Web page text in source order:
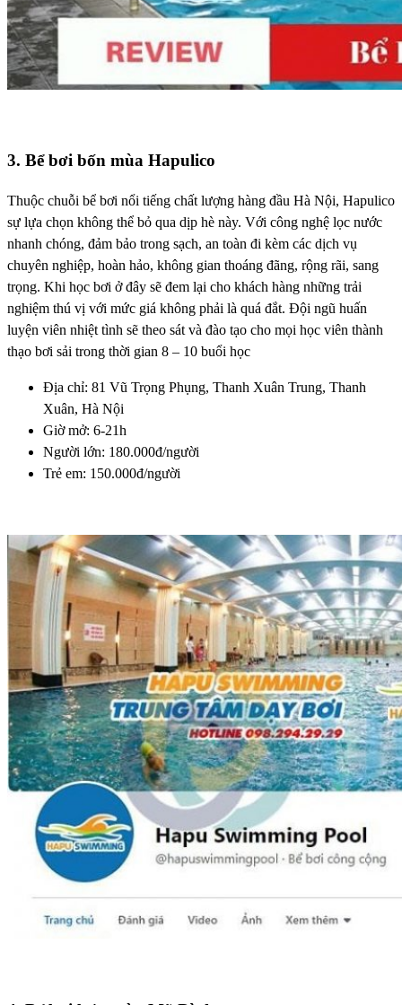
3. Bể bơi bốn mùa Hapulico
Thuộc chuỗi bể bơi nổi tiếng chất lượng hàng đầu Hà Nội, Hapulico
sự lựa chọn không thể bỏ qua dịp hè này. Với công nghệ lọc nước
nhanh chóng, đảm bảo trong sạch, an toàn đi kèm các dịch vụ
chuyên nghiệp, hoàn hảo, không gian thoáng đãng, rộng rãi, sang
trọng. Khi học bơi ở đây sẽ đem lại cho khách hàng những trải
nghiệm thú vị với mức giá không phải là quá đắt. Đội ngũ huấn
luyện viên nhiệt tình sẽ theo sát và đào tạo cho mọi học viên thành
thạo bơi sải trong thời gian 8 – 10 buổi học
Địa chỉ: 81 Vũ Trọng Phụng, Thanh Xuân Trung, Thanh
Xuân, Hà Nội
Giờ mở: 6-21h
Người lớn: 180.000đ/người
Trẻ em: 150.000đ/người